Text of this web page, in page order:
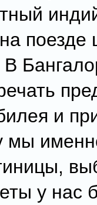
поезде
В
и
мы
у нас